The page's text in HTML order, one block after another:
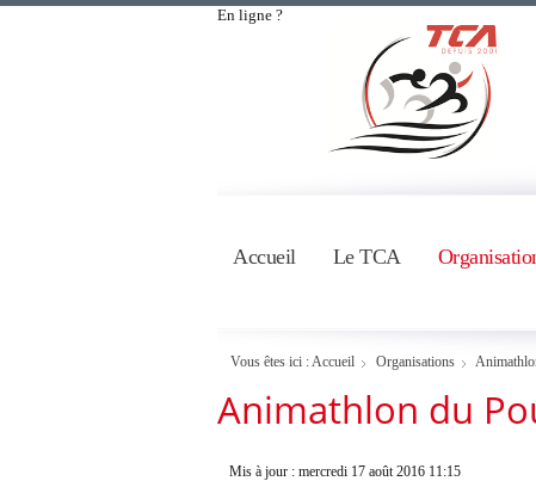
En ligne ?
Accueil Le TCA
Vous êtes ici : Accueil Organisations
Animathlon du
Mis à jour : mercredi 17 août 2016 11:15